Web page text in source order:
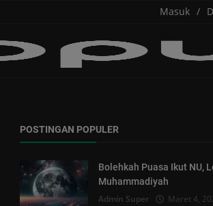
Masuk /
POSTINGAN POPULER
Bolehkah Puasa Ikut NU,
Muhammadiyah
Admin Super Maret 4,